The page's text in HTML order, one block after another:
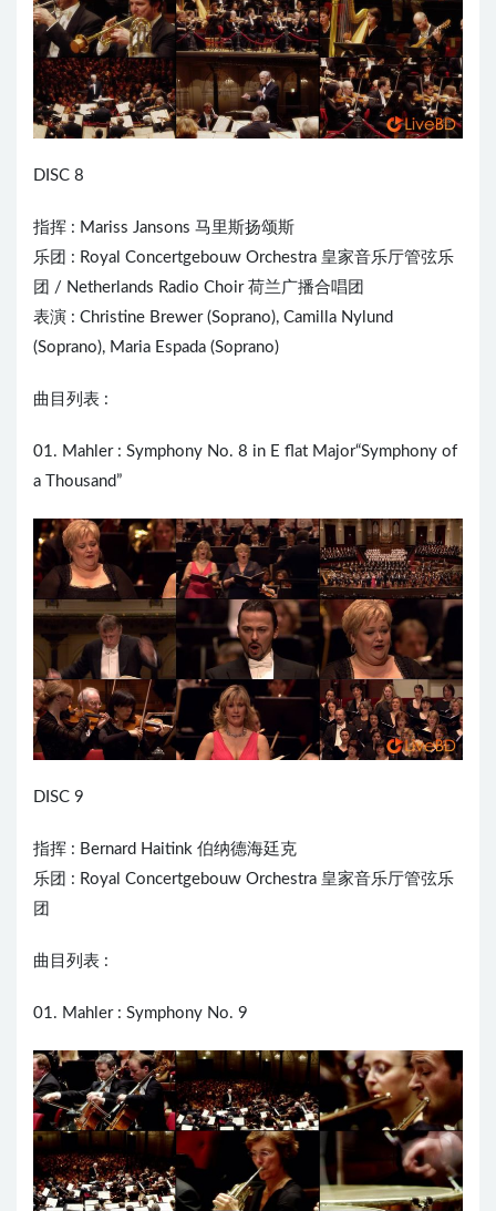
DISC 8
指挥 : Mariss Jansons 马里斯扬颂斯
乐团 : Royal Concertgebouw Orchestra 皇家音乐厅管弦乐
团 / Netherlands Radio Choir 荷兰广播合唱团
表演 : Christine Brewer (Soprano), Camilla Nylund
(Soprano), Maria Espada (Soprano)
曲目列表 :
01. Mahler : Symphony No. 8 in E flat Major“Symphony of
a Thousand”
DISC 9
指挥 : Bernard Haitink 伯纳德海廷克
乐团 : Royal Concertgebouw Orchestra 皇家音乐厅管弦乐
团
曲目列表 :
01. Mahler : Symphony No. 9